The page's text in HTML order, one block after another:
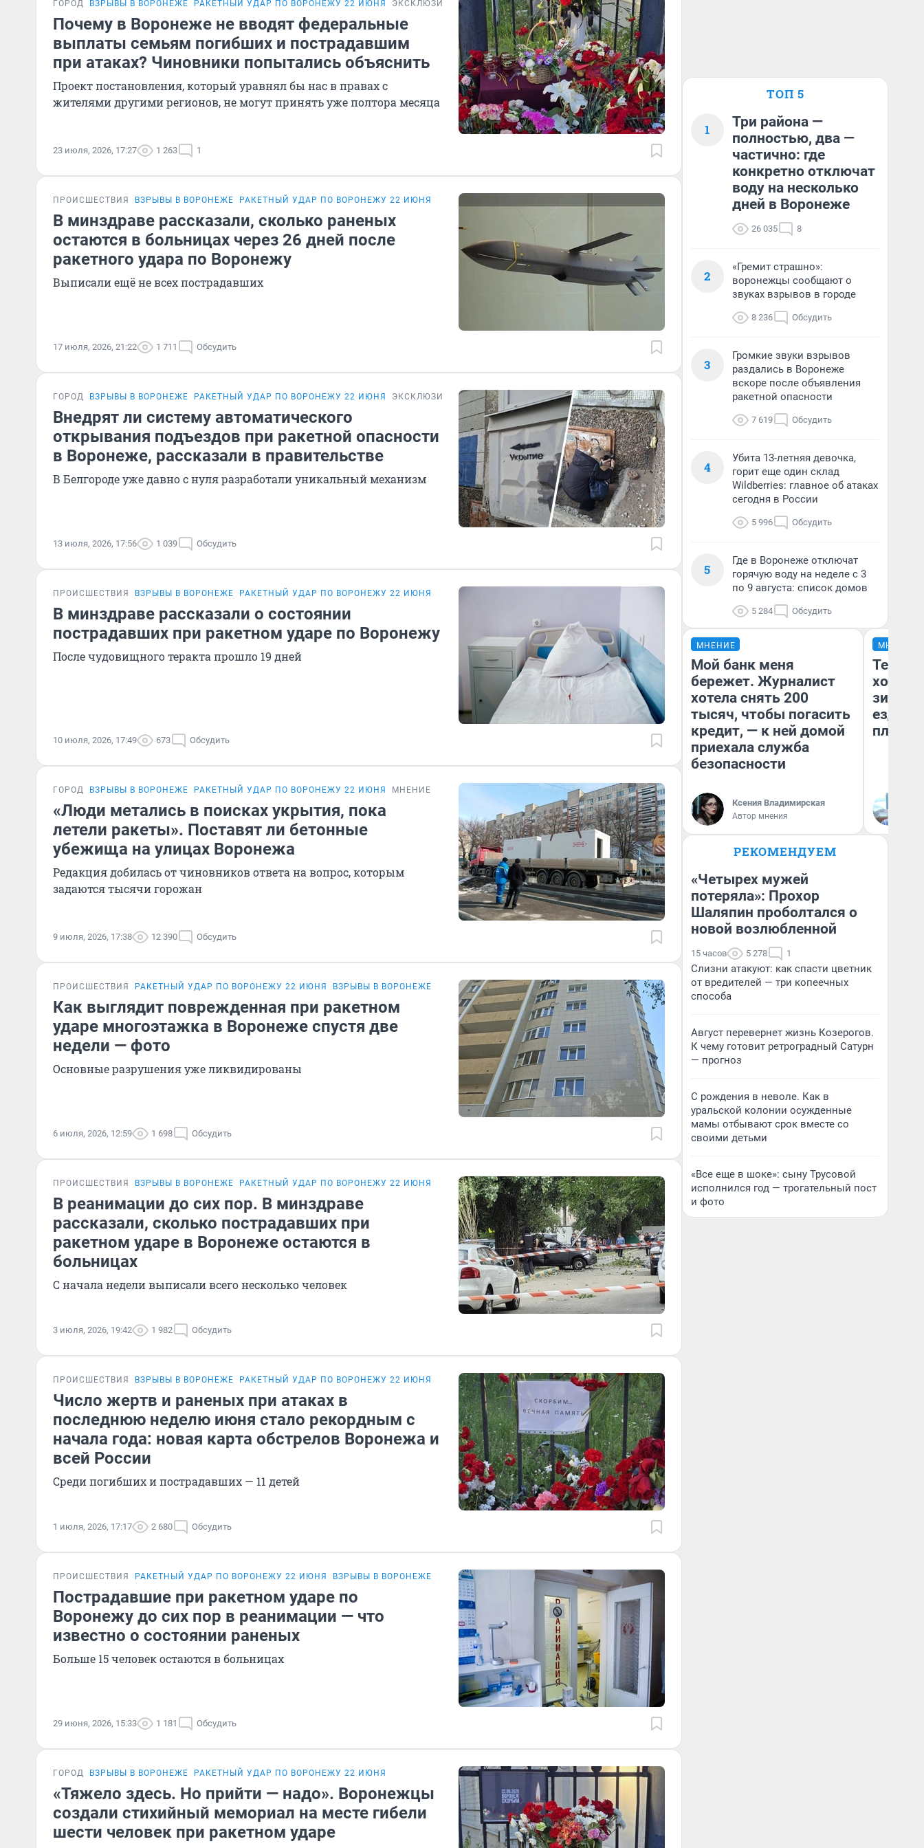
ГОРОД ВЗРЫВЫ В ВОРОНЕЖЕ РАКЕТНЫЙ УДАР ПО ВОРОНЕЖУ 22 ИЮНЯ ЭКСКЛЮЗИВ
Почему в Воронеже не вводят федеральные
выплаты семьям погибших и пострадавшим
при атаках? Чиновники попытались объяснить
Проект постановления, который уравнял бы нас в правах с
жителями другими регионов, не могут принять уже полтора месяца
23 июля, 2026, 17:27 1 263 1
ПРОИСШЕСТВИЯ ВЗРЫВЫ В ВОРОНЕЖЕ РАКЕТНЫЙ УДАР ПО ВОРОНЕЖУ 22 ИЮНЯ
В минздраве рассказали, сколько раненых
остаются в больницах через 26 дней после
ракетного удара по Воронежу
Выписали ещё не всех пострадавших
17 июля, 2026, 21:22 1 711 Обсудить
ГОРОД ВЗРЫВЫ В ВОРОНЕЖЕ РАКЕТНЫЙ УДАР ПО ВОРОНЕЖУ 22 ИЮНЯ ЭКСКЛЮЗИВ
Внедрят ли систему автоматического
открывания подъездов при ракетной опасности
в Воронеже, рассказали в правительстве
В Белгороде уже давно с нуля разработали уникальный механизм
13 июля, 2026, 17:56 1 039 Обсудить
ПРОИСШЕСТВИЯ ВЗРЫВЫ В ВОРОНЕЖЕ РАКЕТНЫЙ УДАР ПО ВОРОНЕЖУ 22 ИЮНЯ
В минздраве рассказали о состоянии
пострадавших при ракетном ударе по Воронежу
После чудовищного теракта прошло 19 дней
10 июля, 2026, 17:49 673 Обсудить
ГОРОД ВЗРЫВЫ В ВОРОНЕЖЕ РАКЕТНЫЙ УДАР ПО ВОРОНЕЖУ 22 ИЮНЯ МНЕНИЕ
«Люди метались в поисках укрытия, пока
летели ракеты». Поставят ли бетонные
убежища на улицах Воронежа
Редакция добилась от чиновников ответа на вопрос, которым
задаются тысячи горожан
9 июля, 2026, 17:38 12 390 Обсудить
ПРОИСШЕСТВИЯ РАКЕТНЫЙ УДАР ПО ВОРОНЕЖУ 22 ИЮНЯ ВЗРЫВЫ В ВОРОНЕЖЕ
Как выглядит поврежденная при ракетном
ударе многоэтажка в Воронеже спустя две
недели — фото
Основные разрушения уже ликвидированы
6 июля, 2026, 12:59 1 698 Обсудить
ПРОИСШЕСТВИЯ ВЗРЫВЫ В ВОРОНЕЖЕ РАКЕТНЫЙ УДАР ПО ВОРОНЕЖУ 22 ИЮНЯ
В реанимации до сих пор. В минздраве
рассказали, сколько пострадавших при
ракетном ударе в Воронеже остаются в
больницах
С начала недели выписали всего несколько человек
3 июля, 2026, 19:42 1 982 Обсудить
ПРОИСШЕСТВИЯ ВЗРЫВЫ В ВОРОНЕЖЕ РАКЕТНЫЙ УДАР ПО ВОРОНЕЖУ 22 ИЮНЯ
Число жертв и раненых при атаках в
последнюю неделю июня стало рекордным с
начала года: новая карта обстрелов Воронежа и
всей России
Среди погибших и пострадавших — 11 детей
1 июля, 2026, 17:17 2 680 Обсудить
ПРОИСШЕСТВИЯ РАКЕТНЫЙ УДАР ПО ВОРОНЕЖУ 22 ИЮНЯ ВЗРЫВЫ В ВОРОНЕЖЕ
Пострадавшие при ракетном ударе по
Воронежу до сих пор в реанимации — что
известно о состоянии раненых
Больше 15 человек остаются в больницах
29 июня, 2026, 15:33 1 181 Обсудить
ГОРОД ВЗРЫВЫ В ВОРОНЕЖЕ РАКЕТНЫЙ УДАР ПО ВОРОНЕЖУ 22 ИЮНЯ
«Тяжело здесь. Но прийти — надо». Воронежцы
создали стихийный мемориал на месте гибели
шести человек при ракетном ударе
ТОП 5
1
Три района —
полностью, два —
частично: где
конкретно отключат
воду на несколько
дней в Воронеже
26 035 8
2
«Гремит страшно»:
воронежцы сообщают о
звуках взрывов в городе
8 236 Обсудить
3
Громкие звуки взрывов
раздались в Воронеже
вскоре после объявления
ракетной опасности
7 619 Обсудить
4
Убита 13-летняя девочка,
горит еще один склад
Wildberries: главное об атаках
сегодня в России
5 996 Обсудить
5
Где в Воронеже отключат
горячую воду на неделе с 3
по 9 августа: список домов
5 284 Обсудить
МНЕНИЕ
Мой банк меня
бережет. Журналист
хотела снять 200
тысяч, чтобы погасить
кредит, — к ней домой
приехала служба
безопасности
Ксения Владимирская
Автор мнения
МНЕНИЕ
Тепло
зимой.
ездит
плюсы
РЕКОМЕНДУЕМ
«Четырех мужей
потеряла»: Прохор
Шаляпин проболтался о
новой возлюбленной
15 часов 5 278 1
Слизни атакуют: как спасти цветник
от вредителей — три копеечных
способа
Август перевернет жизнь Козерогов.
К чему готовит ретроградный Сатурн
— прогноз
С рождения в неволе. Как в
уральской колонии осужденные
мамы отбывают срок вместе со
своими детьми
«Все еще в шоке»: сыну Трусовой
исполнился год — трогательный пост
и фото